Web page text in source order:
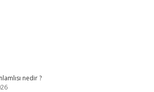
nedir ?